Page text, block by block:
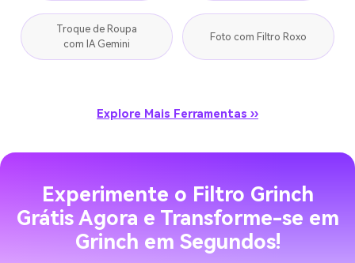
Troque de Roupa
com IA Gemini
Foto com Filtro Roxo
Explore Mais Ferramentas ››
Experimente o Filtro Grinch
Grátis Agora e Transforme-se em
Grinch em Segundos!